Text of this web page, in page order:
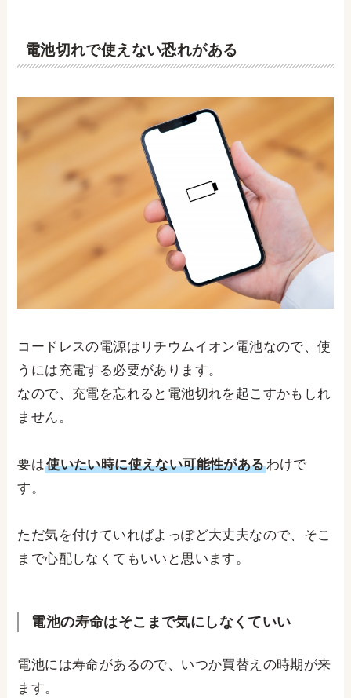
電池切れで使えない恐れがある
コードレスの電源はリチウムイオン電池なので、使
うには充電する必要があります。
なので、充電を忘れると電池切れを起こすかもしれ
ません。
要は使いたい時に使えない可能性があるわけで
す。
ただ気を付けていればよっぽど大丈夫なので、そこ
まで心配しなくてもいいと思います。
電池の寿命はそこまで気にしなくていい
電池には寿命があるので、いつか買替えの時期が来
ます。